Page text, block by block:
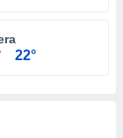
22°